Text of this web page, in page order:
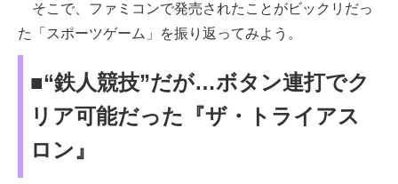
そこで、ファミコンで発売されたことがビックリだっ
た「スポーツゲーム」を振り返ってみよう。
■“鉄人競技”だが…ボタン連打でク
リア可能だった『ザ・トライアス
ロン』